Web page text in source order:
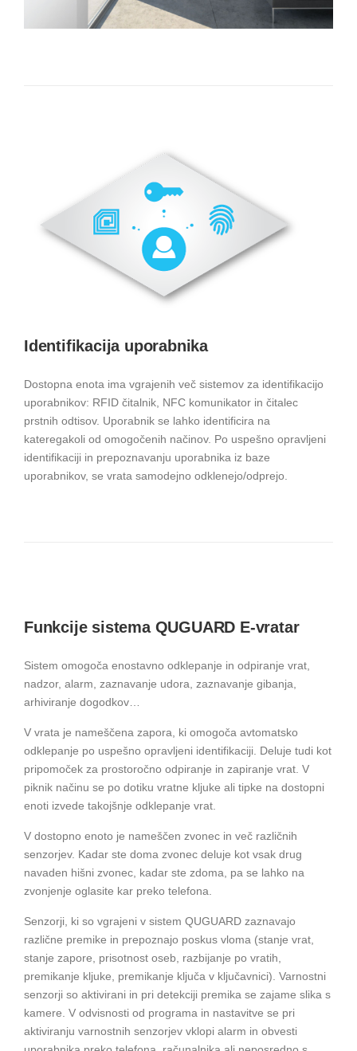
Identifikacija uporabnika
Dostopna enota ima vgrajenih več sistemov za identifikacijo
uporabnikov: RFID čitalnik, NFC komunikator in čitalec
prstnih odtisov. Uporabnik se lahko identificira na
kateregakoli od omogočenih načinov. Po uspešno opravljeni
identifikaciji in prepoznavanju uporabnika iz baze
uporabnikov, se vrata samodejno odklenejo/odprejo.
Funkcije sistema QUGUARD E-vratar
Sistem omogoča enostavno odklepanje in odpiranje vrat,
nadzor, alarm, zaznavanje udora, zaznavanje gibanja,
arhiviranje dogodkov…
V vrata je nameščena zapora, ki omogoča avtomatsko
odklepanje po uspešno opravljeni identifikaciji. Deluje tudi kot
pripomoček za prostoročno odpiranje in zapiranje vrat. V
piknik načinu se po dotiku vratne kljuke ali tipke na dostopni
enoti izvede takojšnje odklepanje vrat.
V dostopno enoto je nameščen zvonec in več različnih
senzorjev. Kadar ste doma zvonec deluje kot vsak drug
navaden hišni zvonec, kadar ste zdoma, pa se lahko na
zvonjenje oglasite kar preko telefona.
Senzorji, ki so vgrajeni v sistem QUGUARD zaznavajo
različne premike in prepoznajo poskus vloma (stanje vrat,
stanje zapore, prisotnost oseb, razbijanje po vratih,
premikanje kljuke, premikanje ključa v ključavnici). Varnostni
senzorji so aktivirani in pri detekciji premika se zajame slika s
kamere. V odvisnosti od programa in nastavitve se pri
aktiviranju varnostnih senzorjev vklopi alarm in obvesti